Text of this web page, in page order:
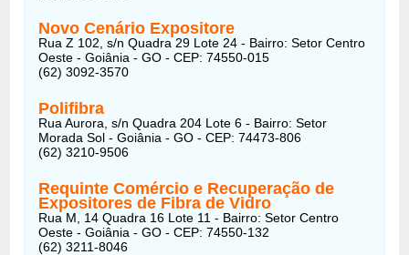
Novo Cenário Expositore
Rua Z 102, s/n Quadra 29 Lote 24 - Bairro: Setor Centro
Oeste - Goiânia - GO - CEP: 74550-015
(62) 3092-3570
Polifibra
Rua Aurora, s/n Quadra 204 Lote 6 - Bairro: Setor
Morada Sol - Goiânia - GO - CEP: 74473-806
(62) 3210-9506
Requinte Comércio e Recuperação de
Expositores de Fibra de Vidro
Rua M, 14 Quadra 16 Lote 11 - Bairro: Setor Centro
Oeste - Goiânia - GO - CEP: 74550-132
(62) 3211-8046